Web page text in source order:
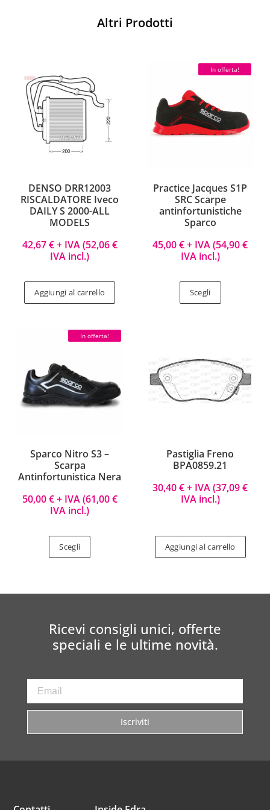
Altri Prodotti
DENSO DRR12003
RISCALDATORE Iveco
DAILY S 2000-ALL
MODELS
42,67€+ IVA (52,06€
IVA incl.)
Aggiungi al carrello
In offerta!
Practice Jacques S1P
SRC Scarpe
antinfortunistiche
Sparco
45,00€+ IVA (54,90€
IVA incl.)
Scegli
In offerta!
Sparco Nitro S3 –
Scarpa
Antinfortunistica Nera
50,00€+ IVA (61,00€
IVA incl.)
Scegli
Pastiglia Freno
BPA0859.21
30,40€+ IVA (37,09€
IVA incl.)
Aggiungi al carrello
Ricevi consigli unici, offerte
speciali e le ultime novità.
Iscriviti